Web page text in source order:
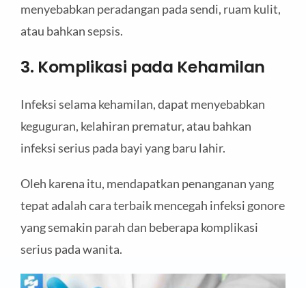
menyebabkan peradangan pada sendi, ruam kulit,
atau bahkan sepsis.
3. Komplikasi pada Kehamilan
Infeksi selama kehamilan, dapat menyebabkan
keguguran, kelahiran prematur, atau bahkan
infeksi serius pada bayi yang baru lahir.
Oleh karena itu, mendapatkan penanganan yang
tepat adalah cara terbaik mencegah infeksi gonore
yang semakin parah dan beberapa komplikasi
serius pada wanita.